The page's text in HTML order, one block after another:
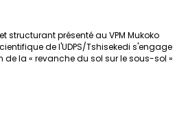
structurant présenté au VPM Mukoko
de l'UDPS/Tshisekedi s'engage
la « revanche du sol sur le sous-sol »